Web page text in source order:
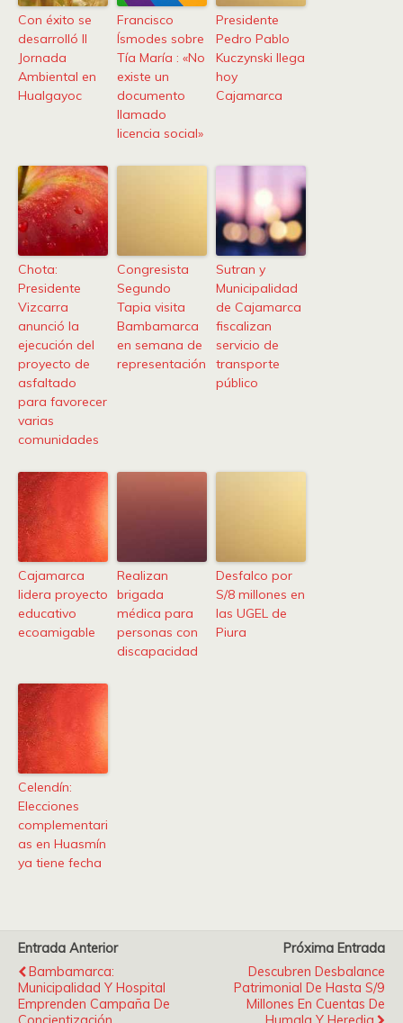
Con éxito se
desarrolló II
Jornada
Ambiental en
Hualgayoc
Francisco
Ísmodes sobre
Tía María : «No
existe un
documento
llamado
licencia social»
Presidente
Pedro Pablo
Kuczynski llega
hoy
Cajamarca
Chota:
Presidente
Vizcarra
anunció la
ejecución del
proyecto de
asfaltado
para favorecer
varias
comunidades
Congresista
Segundo
Tapia visita
Bambamarca
en semana de
representación
Sutran y
Municipalidad
de Cajamarca
fiscalizan
servicio de
transporte
público
Cajamarca
lidera proyecto
educativo
ecoamigable
Realizan
brigada
médica para
personas con
discapacidad
Desfalco por
S/8 millones en
las UGEL de
Piura
Celendín:
Elecciones
complementari
as en Huasmín
ya tiene fecha
Entrada Anterior
Bambamarca:
Municipalidad Y Hospital
Emprenden Campaña De
Próxima Entrada
Descubren Desbalance
Patrimonial De Hasta S/9
Millones En Cuentas De